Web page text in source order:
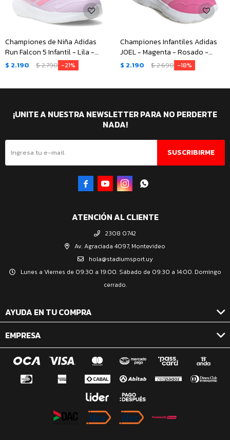
Championes de Niña Adidas
Run Falcon 5 Infantil - Lila -
Rosa
$ 2.190 $2.790 21
Championes Infantiles Adidas
JOEL - Magenta - Rosado -
Verde Menta
$ 2.190 $2.690 18
ATENCIÓN AL CLIENTE
2308 0742
Av. Agraciada 4097, Montevideo
hola@stadiumsport.uy
Lunes a Viernes de 09:30 a 19:00. Sábado de 09:30 a 14:00. Domingo
cerrado.
AYUDA EN TU COMPRA
EMPRESA
¡UNITE A NUESTRA NEWSLETTER PARA NO PERDERTE
NADA!
SUSCRIBIRME
   